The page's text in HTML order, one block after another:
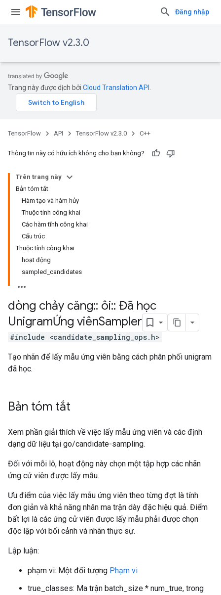
Đăng nhập
TensorFlow v2.3.0
Trang này được dịch bởi Cloud Translation API
TensorFlow API TensorFlow v2.3.0 C++
Thông tin này có hữu ích không cho bạn không?
Trên trang này
Bản tóm tắt
Hàm tạo và hàm hủy
Thuộc tính công khai
Các hàm tĩnh công khai
Cấu trúc
Thuộc tính công khai
hoạt động
sampled_candidates
dòng chảy căng:: ôi:: Đã học
UnigramỨng viênSampler
#include <candidate_sampling_ops.h>
Tạo nhãn để lấy mẫu ứng viên bằng cách phân phối unigram
đã học.
Bản tóm tắt
Xem phần giải thích về việc lấy mẫu ứng viên và các định
dạng dữ liệu tại go/candidate-sampling.
Đối với mỗi lô, hoạt động này chọn một tập hợp các nhãn
ứng cử viên được lấy mẫu.
Ưu điểm của việc lấy mẫu ứng viên theo từng đợt là tính
đơn giản và khả năng nhân ma trận dày đặc hiệu quả. Điểm
bất lợi là các ứng cử viên được lấy mẫu phải được chọn
độc lập với bối cảnh và nhãn thực sự.
Lập luận:
phạm vi: Một đối tượng Phạm vi
true_classes: Ma trận batch_size * num_true, trong